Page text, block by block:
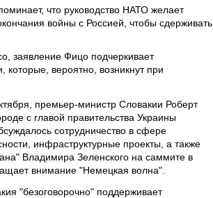
что руководство НАТО желает
войны с Россией, чтобы сдерживать
заявление Фицо подчеркивает
которые, вероятно, возникнут при
премьер-министр Словакии Роберт
с главой правительства Украины
сотрудничество в сфере
инфраструктурные проекты, а также
Владимира Зеленского на саммите в
внимание "Немецкая волна".
"безоговорочно" поддерживает